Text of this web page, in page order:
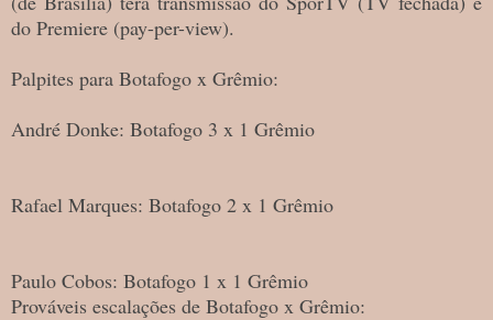
do Premiere (pay-per-view).
Palpites para Botafogo x Grêmio:
André Donke: Botafogo 3 x 1 Grêmio
Rafael Marques: Botafogo 2 x 1 Grêmio
Paulo Cobos: Botafogo 1 x 1 Grêmio
Prováveis escalações de Botafogo x Grêmio: